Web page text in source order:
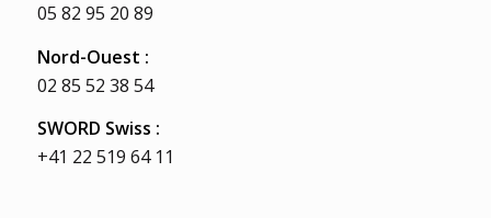
05 82 95 20 89
Nord-Ouest :
02 85 52 38 54
SWORD Swiss :
+41 22 519 64 11